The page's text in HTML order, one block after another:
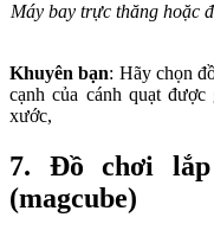
Máy bay trực thăng hoặc
Khuyên bạn: Hãy chọn
cạnh của cánh quạt
xước,
7. Đồ chơi lắp
(magcube)